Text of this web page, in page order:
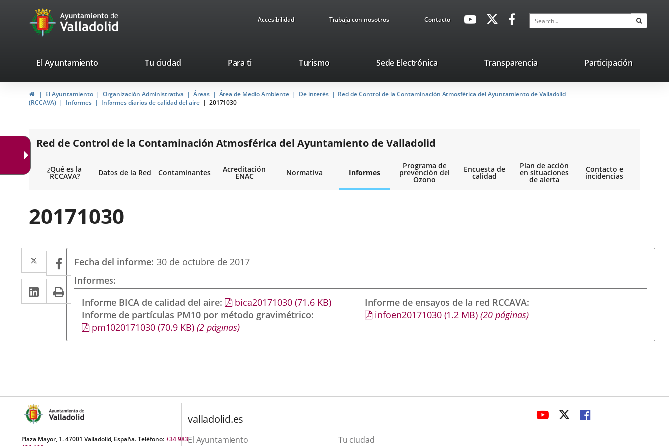
Portal
Web
Ayuntamiento
de
Valladolid
Accesibilidad Trabaja con nosotros ContactoavaHeaderSocial
Link
Link
application.
application.
Search
valladolid.es
El Ayuntamiento Tu ciudad Para ti TurismoThis
will
open
up
window.
Sede ElectrónicaLink
external
application.
Transparencia Participación
HomeEl Ayuntamiento Organización Administrativa Áreas Área de Medio Ambiente De interés
Red de Control de la Contaminación Atmosférica del Ayuntamiento de Valladolid
(RCCAVA)
Informes Informes diarios de calidad del aire 20171030
Red de Control de la Contaminación Atmosférica del Ayuntamiento de Valladolid
¿Qué es la
RCCAVA? Datos de la Red Contaminantes Acreditación
ENAC Normativa Informes
Programa de
prevención del
Ozono
Encuesta de
calidad
Plan de acción
en situaciones
de alerta
Contacto e
incidencias
20171030
Twitter
Enlace
a
una
aplicación
externa.
Facebook
Enlace
a
una
aplicación
externa.
Linkedin
Enlace
a
aplicación
Print
Fecha del informe 30 de octubre de 2017
Informes
Informe BICA de calidad del aire
bica20171030(71.6 KB)
Informe de partículas PM10 por método gravimétrico
pm1020171030(70.9 KB)(2 páginas)
Informe de ensayos de la red RCCAVA
infoen20171030 (1.2 MB) (20 páginas)
Plaza Mayor, 1. 47001 Valladolid, España. Teléfono:+34 983
valladolid.es
El Ayuntamiento Tu ciudad
LINK
LINKLINK